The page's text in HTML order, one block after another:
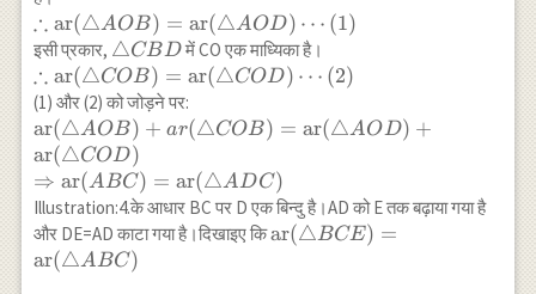
\therefore
\operatorname{ar}
(\triangle
AOB)=\operatorname{ar}
(\triangle AOD) \cdots(1)
∴ ar(△AOB) = ar(△AOD) ⋯ (1)
इसी प्रकार, \triangle
CBD
△CBDमें CO एक माध्यिका है।
\therefore
\operatorname{ar}
(\triangle
COB)=\operatorname{ar}
(\triangle COD) \cdots(2)
∴ ar(△COB) = ar(△COD) ⋯ (2)
(1) और (2) को जोड़ने पर:
\operatorname{ar}
(\triangle AOB)+a
r(\triangle
COB)=\operatorname{ar}
(\triangle AOD)+
\operatorname{ar}
(\triangle COD) \\
ar(△AOB) + ar(△COB) = ar(△AOD) +
ar(△COD)
⇒ ar(ABC) = ar(△ADC)
Illustration:4.के आधार BC पर D एक बिन्दु है।AD को E तक बढ़ाया गया है
और DE=AD काटा गया है।दिखाइए कि\operatorname{ar}
ar(△BCE) =
ar(△ABC)